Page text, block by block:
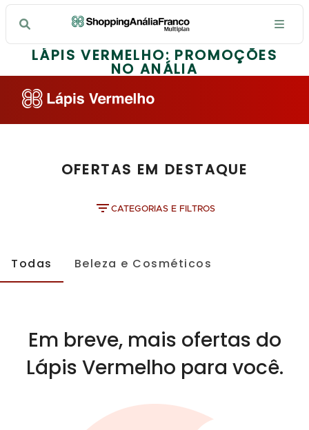
LÁPIS VERMELHO: PROMOÇÕES
NO ANÁLIA
OFERTAS EM DESTAQUE
CATEGORIAS E FILTROS
Todas Beleza e Cosméticos
Em breve, mais ofertas do
Lápis Vermelho para você.